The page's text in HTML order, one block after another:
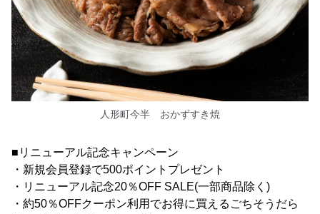
人形町今半 おかずすき焼
■リニューアル記念キャンペーン
・新規会員登録で500ポイントプレゼント
・リニューアル記念20％OFF SALE(一部商品除く)
・約50％OFFクーポン利用でお得に買えるごちそうだら